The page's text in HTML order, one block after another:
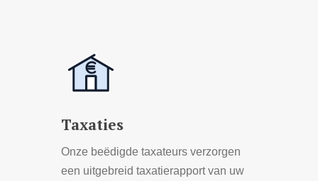
Taxaties
Onze beëdigde taxateurs verzorgen
een uitgebreid taxatierapport van uw